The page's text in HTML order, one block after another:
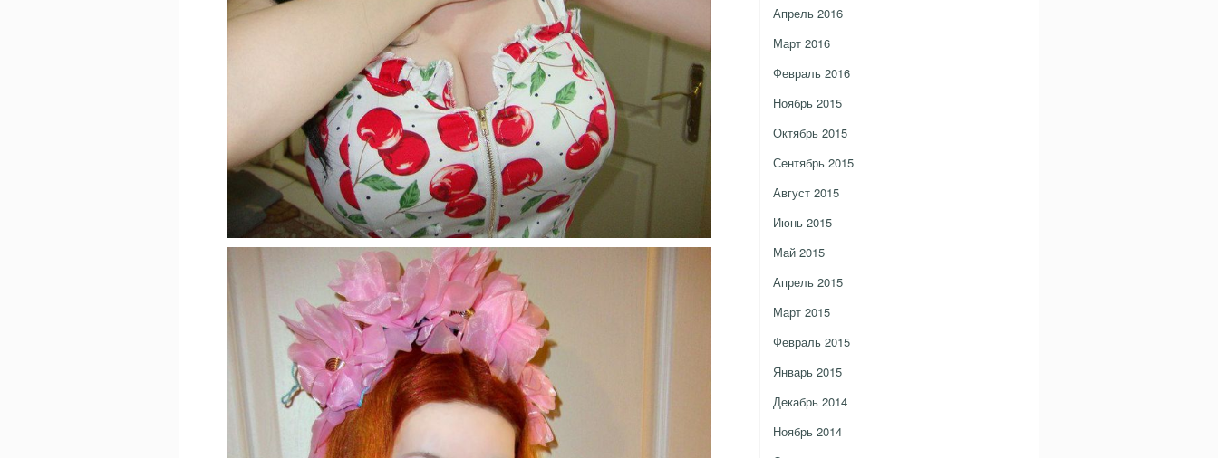
Апрель 2016
Март 2016
Февраль 2016
Ноябрь 2015
Октябрь 2015
Сентябрь 2015
Август 2015
Июнь 2015
Май 2015
Апрель 2015
Март 2015
Февраль 2015
Январь 2015
Декабрь 2014
Ноябрь 2014